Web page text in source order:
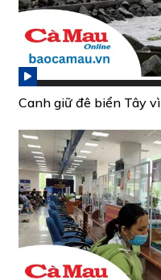
Canh giữ đê biển Tây